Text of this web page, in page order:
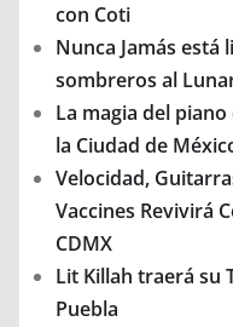
con Coti
Nunca Jamás está
sombreros al
La magia del
la Ciudad de
Velocidad,
Vaccines Revivirá
CDMX
Lit Killah traerá su
Puebla